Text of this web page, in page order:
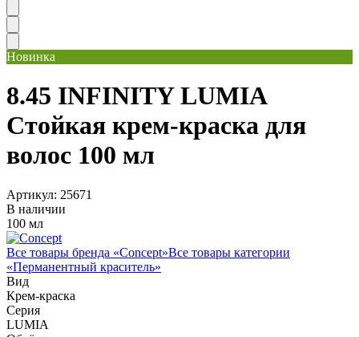
Новинка
8.45 INFINITY LUMIA
Стойкая крем-краска для
волос 100 мл
Артикул: 25671
В наличии
100 мл
Все товары бренда «Concept»Все товары категории
«Перманентный краситель»
Вид
Крем-краска
Серия
LUMIA